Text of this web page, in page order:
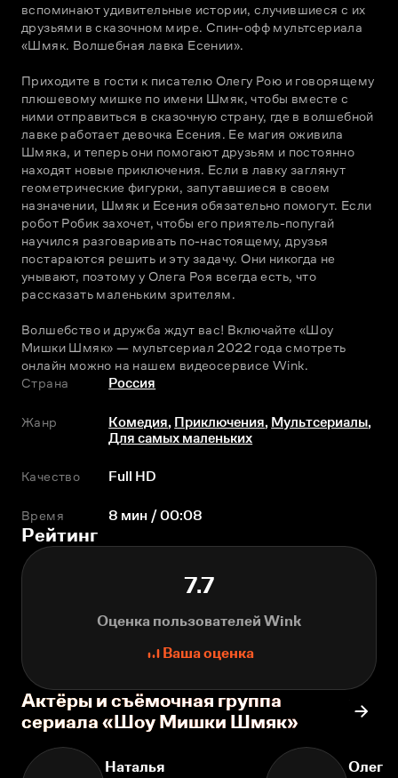
вспоминают удивительные истории, случившиеся с их
друзьями в сказочном мире. Спин-офф мультсериала
«Шмяк. Волшебная лавка Есении».
Приходите в гости к писателю Олегу Рою и говорящему
плюшевому мишке по имени Шмяк, чтобы вместе с
ними отправиться в сказочную страну, где в волшебной
лавке работает девочка Есения. Ее магия оживила
Шмяка, и теперь они помогают друзьям и постоянно
находят новые приключения. Если в лавку заглянут
геометрические фигурки, запутавшиеся в своем
назначении, Шмяк и Есения обязательно помогут. Если
робот Робик захочет, чтобы его приятель-попугай
научился разговаривать по-настоящему, друзья
постараются решить и эту задачу. Они никогда не
унывают, поэтому у Олега Роя всегда есть, что
рассказать маленьким зрителям.
Волшебство и дружба ждут вас! Включайте «Шоу
Мишки Шмяк» — мультсериал 2022 года смотреть
онлайн можно на нашем видеосервисе Wink.
Страна
Россия
Жанр Комедия, Приключения, Мультсериалы,
Для самых маленьких
Качество Full HD
Время 8 мин / 00:08
Рейтинг
7.7
Оценка пользователей Wink
Ваша оценка
Актёры и съёмочная группа
сериала «Шоу Мишки Шмяк»
Наталья
Олег